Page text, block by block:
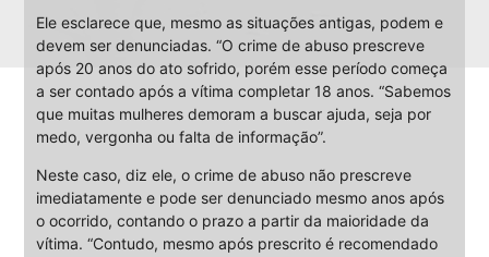
Ele esclarece que, mesmo as situações antigas, podem e
devem ser denunciadas. “O crime de abuso prescreve
após 20 anos do ato sofrido, porém esse período começa
a ser contado após a vítima completar 18 anos. “Sabemos
que muitas mulheres demoram a buscar ajuda, seja por
medo, vergonha ou falta de informação”.
Neste caso, diz ele, o crime de abuso não prescreve
imediatamente e pode ser denunciado mesmo anos após
o ocorrido, contando o prazo a partir da maioridade da
vítima. “Contudo, mesmo após prescrito é recomendado